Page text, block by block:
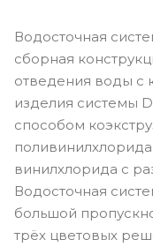
Водосточная
сборная
отведения воды с
изделия системы
способом
винилхлорида с
Водосточная
большой
трёх цветовых